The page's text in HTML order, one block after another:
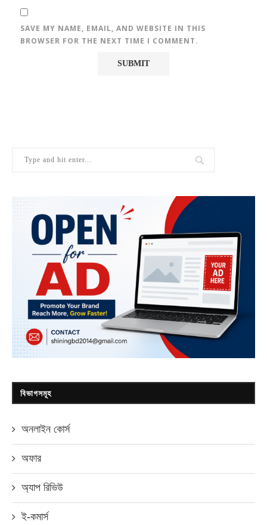
SAVE MY NAME, EMAIL, AND WEBSITE IN THIS
BROWSER FOR THE NEXT TIME I COMMENT.
বিভাগসমূহ
অনলাইন কোর্স
অফার
অ্যাপ রিভিউ
ই-কমার্স